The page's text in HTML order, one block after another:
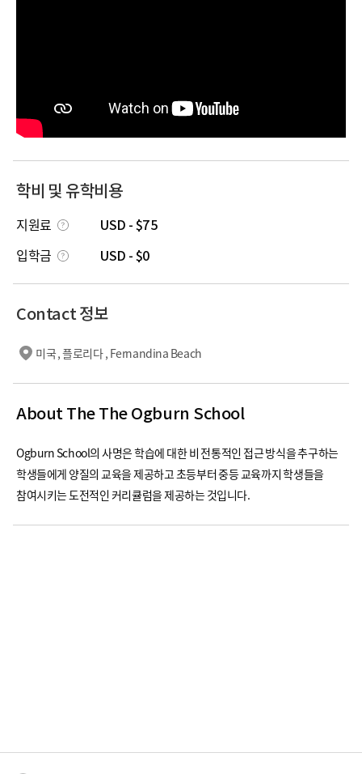
학비 및 유학비용
지원료
USD - $75
입학금
USD - $0
Contact 정보
미국 , 플로리다 , Fernandina Beach
About The The Ogburn School
Ogburn School의 사명은 학습에 대한 비 전통적인 접근 방식을 추구하는
학생들에게 양질의 교육을 제공하고 초등부터 중등 교육까지 학생들을
참여시키는 도전적인 커리큘럼을 제공하는 것입니다.